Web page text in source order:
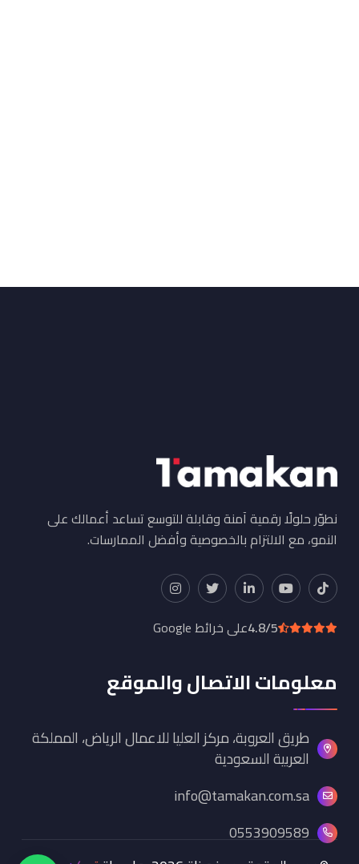
نطوّر حلولًا رقمية آمنة وقابلة للتوسع تساعد أعمالك على
النمو، مع الالتزام بالخصوصية وأفضل الممارسات.
4.8/5على خرائط Google
معلومات الاتصال والموقع
طريق العروبة، مركز العليا للاعمال الرياض، المملكة
العربية السعودية
info@tamakan.com.sa
0553909589